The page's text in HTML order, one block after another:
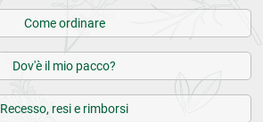
Come ordinare
Dov'è il mio pacco?
Recesso, resi e rimborsi